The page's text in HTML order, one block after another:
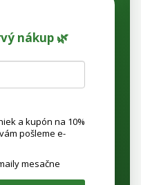
nákup 🌿
a kupón na 10%
pošleme e-
mesačne